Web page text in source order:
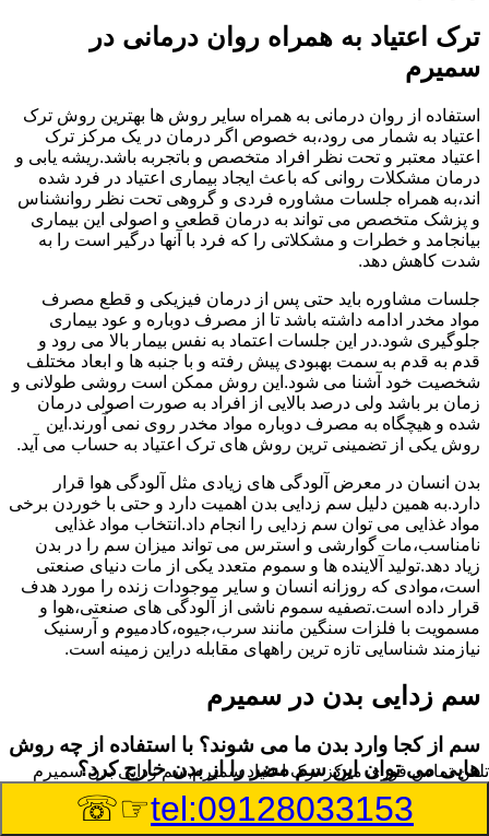
ترک اعتیاد به همراه روان درمانی در
سمیرم
استفاده از روان درمانی به همراه سایر روش ها بهترین روش ترک
اعتیاد به شمار می رود،به خصوص اگر درمان در یک مرکز ترک
اعتیاد معتبر و تحت نظر افراد متخصص و باتجربه باشد.ریشه یابی و
درمان مشکلات روانی که باعث ایجاد بیماری اعتیاد در فرد شده
اند،به همراه جلسات مشاوره فردی و گروهی تحت نظر روانشناس
و پزشک متخصص می تواند به درمان قطعی و اصولی این بیماری
بیانجامد و خطرات و مشکلاتی را که فرد با آنها درگیر است را به
شدت کاهش دهد.
جلسات مشاوره باید حتی پس از درمان فیزیکی و قطع مصرف
مواد مخدر ادامه داشته باشد تا از مصرف دوباره و عود بیماری
جلوگیری شود.در این جلسات اعتماد به نفس بیمار بالا می رود و
قدم به قدم به سمت بهبودی پیش رفته و با جنبه ها و ابعاد مختلف
شخصیت خود آشنا می شود.این روش ممکن است روشی طولانی و
زمان بر باشد ولی درصد بالایی از افراد به صورت اصولی درمان
شده و هیچگاه به مصرف دوباره مواد مخدر روی نمی آورند.این
روش یکی از تضمینی ترین روش های ترک اعتیاد به حساب می آید.
بدن انسان در معرض آلودگی های زیادی مثل آلودگی هوا قرار
دارد.به همین دلیل سم زدایی بدن اهمیت دارد و حتی با خوردن برخی
مواد غذایی می توان سم زدایی را انجام داد.انتخاب مواد غذایی
نامناسب،مات گوارشی و استرس می تواند میزان سم را در بدن
زیاد دهد.تولید آلاینده ها و سموم متعدد یکی از مات دنیای صنعتی
است،موادی که روزانه انسان و سایر موجودات زنده را مورد هدف
قرار داده است.تصفیه سموم ناشی از آلودگی های صنعتی،هوا و
مسمویت با فلزات سنگین مانند سرب،جیوه،کادمیوم و آرسنیک
نیازمند شناسایی تازه ترین راههای مقابله دراین زمینه است.
سم زدایی بدن در سمیرم
سم از کجا وارد بدن ما می شوند؟ با استفاده از چه روش
هایی می توان این سم مضر را از بدن خارج کرد؟
بطور کلی سم موجود در بدن به دو گروه عمده تقسیم می
تلفن تماس فوریمرکز ترک اعتیاد سمیرم,سم زدایی بدن سمیرم
tel:09128033153
☞☏